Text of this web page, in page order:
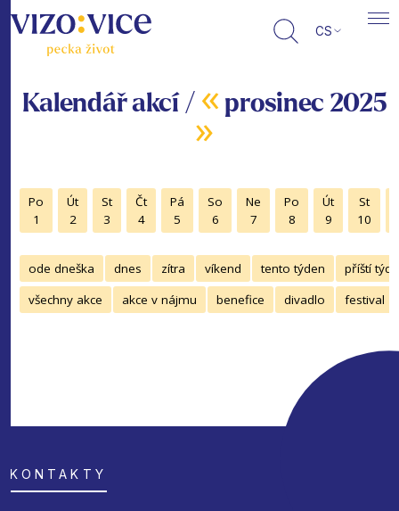
CS
Kalendář akcí / « prosinec 2025
»
Po
1
Út
2
St
3
Čt
4
Pá
5
So
6
Ne
7
Po
8
Út
9
St
10
ode dneška dnes zítra víkend tento týden
příští
všechny akce
akce v nájmu benefice divadlo festival
KONTAKTY